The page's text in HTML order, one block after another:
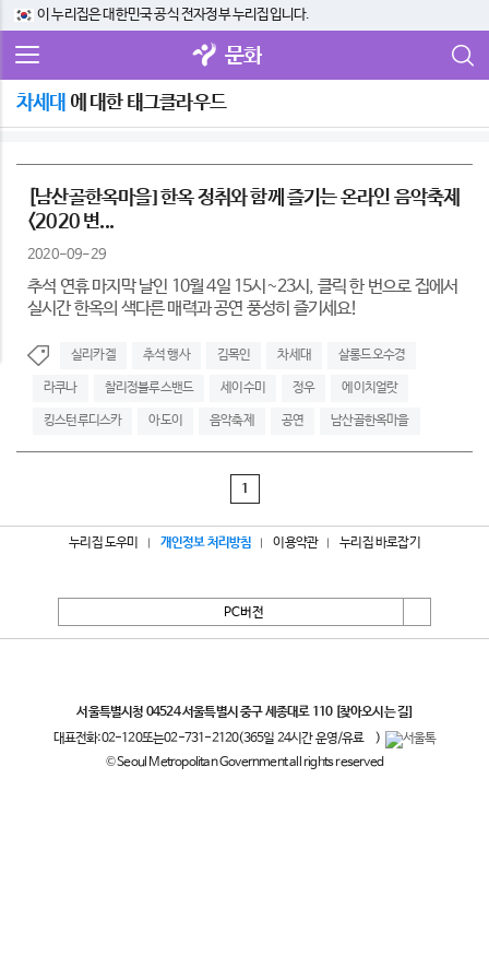
이 누리집은 대한민국 공식 전자정부 누리집입니다.
문화
차세대 에 대한 태그클라우드
[남산골한옥마을] 한옥 정취와 함께 즐기는 온라인 음악축제
<2020 변...
2020-09-29
추석 연휴 마지막 날인 10월 4일 15시~23시, 클릭 한 번으로 집에서
실시간 한옥의 색다른 매력과 공연 풍성히 즐기세요!
실리카겔 추석 행사 김목인 차세대 살롱드오수경
라쿠나 찰리정블루스밴드 세이수미 정우 에이치얼랏
킹스턴루디스카 아도이 음악축제 공연 남산골한옥마을
1
누리집 도우미 개인정보 처리방침 이용약관 누리집 바로잡기
PC버전
서울특별시청 04524 서울특별시 중구 세종대로 110 [찾아오시는 길]
대표전화:02-120또는02-731-2120(365일 24시간 운영/유료
)
© Seoul Metropolitan Government all rights reserved